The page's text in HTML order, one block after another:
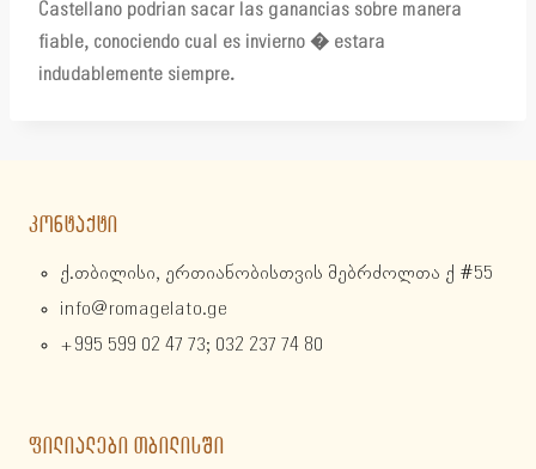
Castellano podrian sacar las ganancias sobre manera
fiable, conociendo cual es invierno � estara
indudablemente siempre.
ᲙᲝᲜᲢᲐᲥᲢᲘ
ქ.თბილისი, ერთიანობისთვის მებრძოლთა ქ #55
info@romagelato.ge
+995 599 02 47 73; 032 237 74 80
ᲤᲘᲚᲘᲐᲚᲔᲑᲘ ᲗᲑᲘᲚᲘᲡᲨᲘ